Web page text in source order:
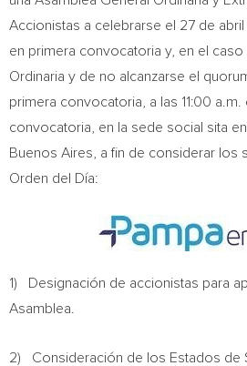
Accionistas a celebrarse el 27 de abril
en primera convocatoria y, en el caso
Ordinaria y de no alcanzarse el
primera convocatoria, a las 11:00 a.m.
convocatoria, en la sede social sita
Buenos Aires , a fin de considerar los
Orden del Día:
1) Designación de accionistas para
Asamblea.
2) Consideración de los Estados de